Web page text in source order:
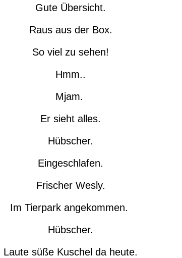
Gute Übersicht.
Raus aus der Box.
So viel zu sehen!
Hmm..
Mjam.
Er sieht alles.
Hübscher.
Eingeschlafen.
Frischer Wesly.
Im Tierpark angekommen.
Hübscher.
Laute süße Kuschel da heute.